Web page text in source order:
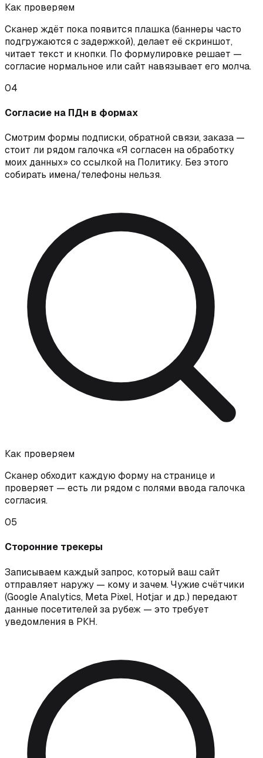
Как проверяем
Сканер ждёт пока появится плашка (баннеры часто
подгружаются с задержкой), делает её скриншот,
читает текст и кнопки. По формулировке решает —
согласие нормальное или сайт навязывает его молча.
04
Согласие на ПДн в формах
Смотрим формы подписки, обратной связи, заказа —
стоит ли рядом галочка «Я согласен на обработку
моих данных» со ссылкой на Политику. Без этого
собирать имена/телефоны нельзя.
Как проверяем
Сканер обходит каждую форму на странице и
проверяет — есть ли рядом с полями ввода галочка
согласия.
05
Сторонние трекеры
Записываем каждый запрос, который ваш сайт
отправляет наружу — кому и зачем. Чужие счётчики
(Google Analytics, Meta Pixel, Hotjar и др.) передают
данные посетителей за рубеж — это требует
уведомления в РКН.